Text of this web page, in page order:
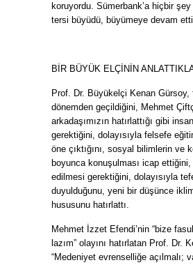
koruyordu. Sümerbank’a hiçbir şey
tersi büyüdü, büyümeye devam
BİR BÜYÜK ELÇİNİN
Prof. Dr. Büyükelçi Kenan Gürsoy,
dönemden geçildiğini, Mehmet
arkadaşımızın hatırlattığı gibi
gerektiğini, dolayısıyla felsefe
öne çıktığını, sosyal bilimlerin ve
boyunca konuşulması icap
edilmesi gerektiğini, dolayısıyla
duyulduğunu, yeni bir düşünce
hususunu hatırlattı.
Mehmet İzzet Efendi’nin “bize
lazım” olayını hatırlatan Prof. Dr.
“Medeniyet evrenselliğe açılmalı;